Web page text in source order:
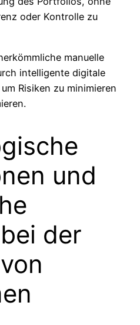
oder Kontrolle zu
manuelle
intelligente digitale
Risiken zu minimieren
und
der